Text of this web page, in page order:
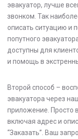
эвакуатор, лучше
звонком. Так
описать ситуацию и
попутного
доступны для
и помощь в
Второй способ –
эвакуатора через
приложение. Просто
включая адрес и
“Заказать”. Ваш